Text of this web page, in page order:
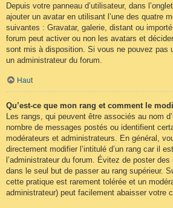
Depuis votre panneau d’utilisateur, dans
ajouter un avatar en utilisant l’une des quatre
suivantes : Gravatar, galerie, distant ou
forum peut activer ou non les avatars et
sont mis à disposition. Si vous ne pouvez pas
un administrateur du forum.
Haut
Qu’est-ce que mon rang et comment le
Les rangs, qui peuvent être associés au nom
nombre de messages postés ou identifient
modérateurs et administrateurs. En général,
directement modifier l’intitulé d’un rang car il
l’administrateur du forum. Évitez de poster
dans le seul but de passer au rang supérieur.
cette pratique est rarement tolérée et un
administrateur) peut facilement abaisser votre